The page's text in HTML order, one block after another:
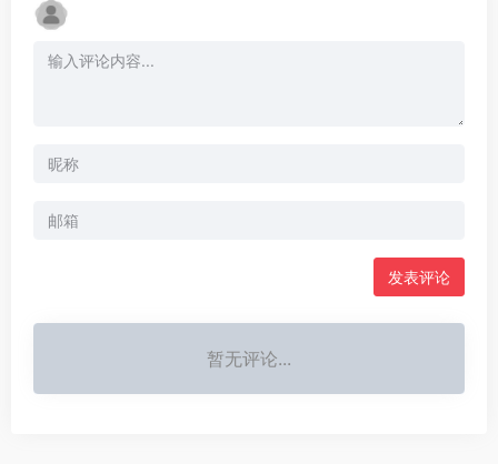
发表评论
暂无评论...